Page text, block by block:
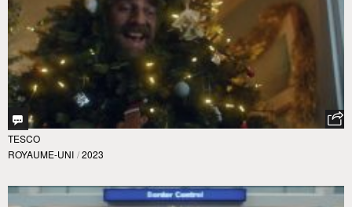
TESCO
ROYAUME-UNI / 2023